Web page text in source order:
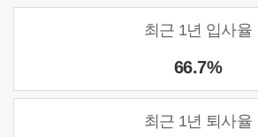
최근 1년 입사율
66.7%
최근 1년 퇴사율